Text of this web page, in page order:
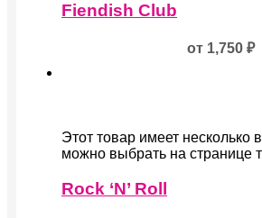
Fiendish Club
от 1,750 ₽
Этот товар имеет несколько
можно выбрать на странице
Rock ‘N’ Roll